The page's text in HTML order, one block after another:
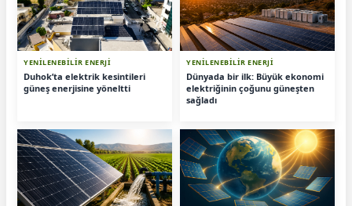
YENİLENEBİLİR ENERJİ
Duhok’ta elektrik kesintileri
güneş enerjisine yöneltti
YENİLENEBİLİR ENERJİ
Dünyada bir ilk: Büyük ekonomi
elektriğinin çoğunu güneşten
sağladı